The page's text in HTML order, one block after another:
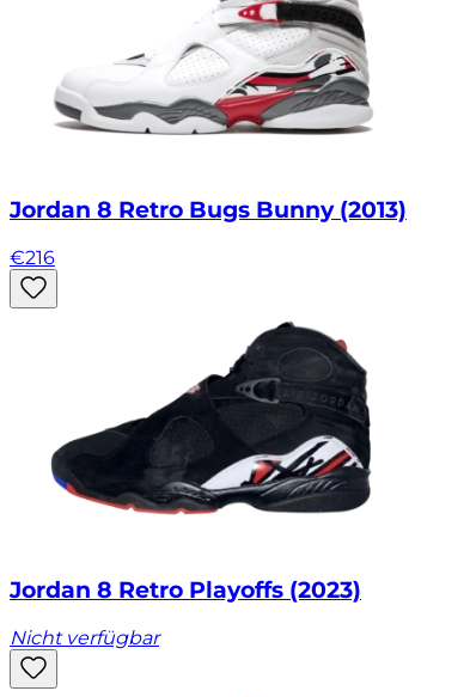
Jordan 8 Retro Bugs Bunny (2013)
€216
Jordan 8 Retro Playoffs (2023)
Nicht verfügbar